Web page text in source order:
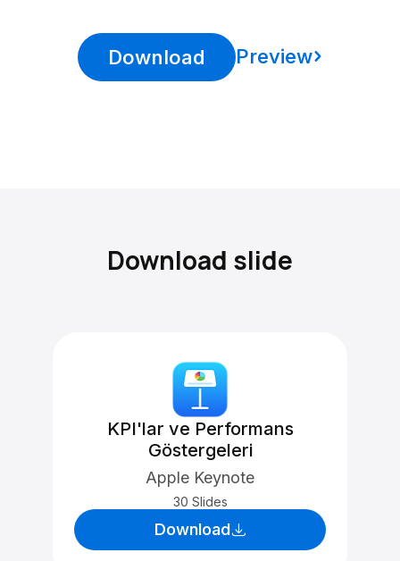
Download Preview
Download slide
KPI'lar ve Performans
Göstergeleri
Apple Keynote
30 Slides
Download